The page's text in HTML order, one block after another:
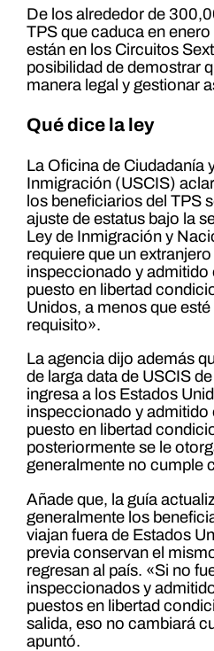
De los alrededor de
TPS que caduca en
están en los Circuitos
posibilidad de demostrar
manera legal y gestionar
Qué dice la ley
La Oficina de Ciudadanía
Inmigración (USCIS)
los beneficiarios del TPS
ajuste de estatus bajo la
Ley de Inmigración y
requiere que un
inspeccionado y
puesto en libertad
Unidos, a menos que
requisito».
La agencia dijo además
de larga data de USCIS
ingresa a los Estados
inspeccionado y
puesto en libertad
posteriormente se le
generalmente no cumple
Añade que, la guía
generalmente los
viajan fuera de Estados
previa conservan el
regresan al país. «Si no
inspeccionados y
puestos en libertad
salida, eso no cambiará
apuntó.